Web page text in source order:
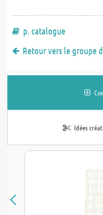
p. catalogue
Retour vers le groupe
Idées